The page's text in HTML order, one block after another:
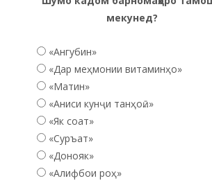
мекунед?
«Ангубин»
«Дар меҳмонии витаминҳо»
«Матин»
«Аниси кунҷи танҳоӣ...»
«Як соат»
«Суръат»
«Донояк»
«Алифбои роҳ»